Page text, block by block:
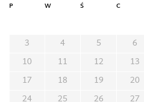
P W Ś C
3
4 5 6
10
11 12 13
17
18 19 20